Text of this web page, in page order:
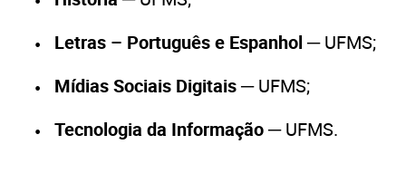
Letras – Português e Espanhol─ UFMS;
Mídias Sociais Digitais─ UFMS;
Tecnologia da Informação─ UFMS.